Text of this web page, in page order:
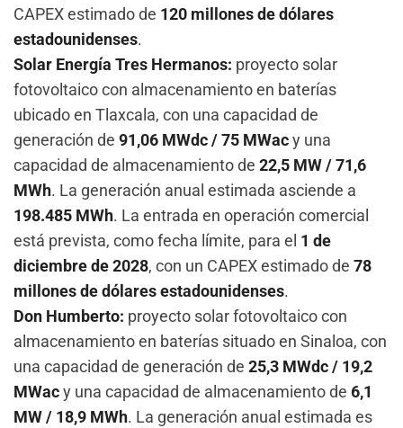
CAPEX estimado de 120 millones de dólares
estadounidenses.
Solar Energía Tres Hermanos: proyecto solar
fotovoltaico con almacenamiento en baterías
ubicado en Tlaxcala, con una capacidad de
generación de 91,06 MWdc / 75 MWacy una
capacidad de almacenamiento de 22,5 MW / 71,6
MWh. La generación anual estimada asciende a
198.485 MWh. La entrada en operación comercial
está prevista, como fecha límite, para el 1 de
diciembre de 2028, con un CAPEX estimado de 78
millones de dólares estadounidenses.
Don Humberto: proyecto solar fotovoltaico con
almacenamiento en baterías situado en Sinaloa, con
una capacidad de generación de 25,3 MWdc / 19,2
MWacy una capacidad de almacenamiento de 6,1
MW / 18,9 MWh. La generación anual estimada es